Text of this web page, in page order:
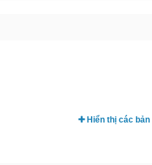
Hiển thị các bản